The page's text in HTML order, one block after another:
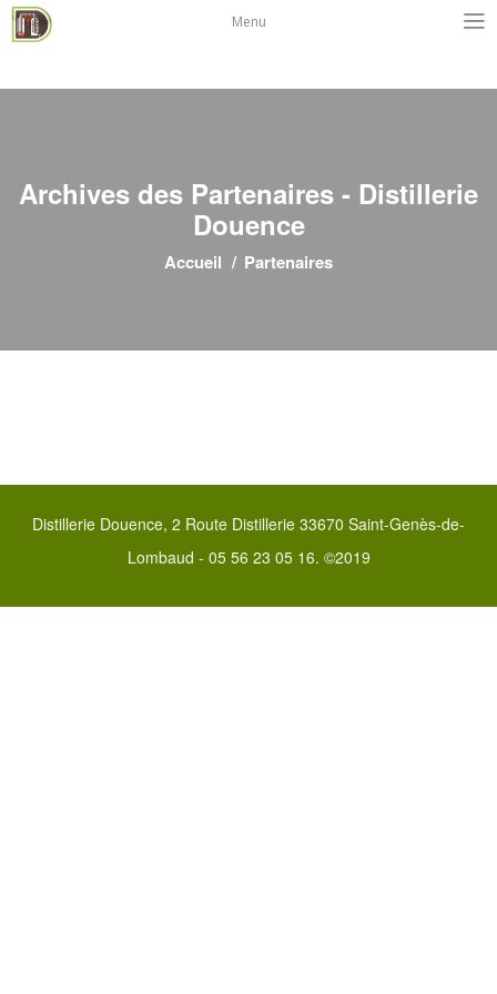
Menu
Archives des Partenaires - Distillerie
Douence
Accueil Partenaires
Distillerie Douence, 2 Route Distillerie 33670 Saint-Genès-de-
Lombaud - 05 56 23 05 16. ©2019